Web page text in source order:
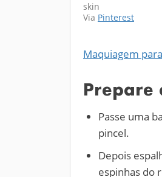
Via Pinterest
Maquiagem
Prepare
Passe uma
pincel.
Depois
espinhas do